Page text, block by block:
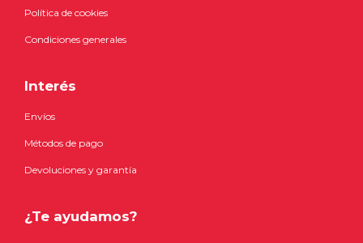
Política de cookies
Condiciones generales
Interés
Envíos
Métodos de pago
Devoluciones y garantía
¿Te ayudamos?